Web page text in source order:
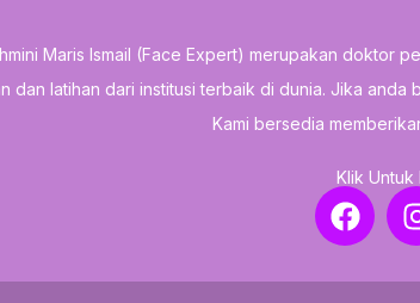
Maris Ismail (Face Expert) merupakan doktor
dan latihan dari institusi terbaik di dunia. Jika anda
Kami bersedia
Klik Untuk
F
a
e